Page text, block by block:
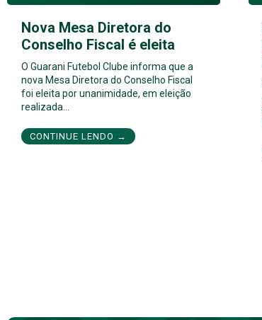
Nova Mesa Diretora do
Conselho Fiscal é eleita
O Guarani Futebol Clube informa que a
nova Mesa Diretora do Conselho Fiscal
foi eleita por unanimidade, em eleição
realizada…
CONTINUE LENDO →